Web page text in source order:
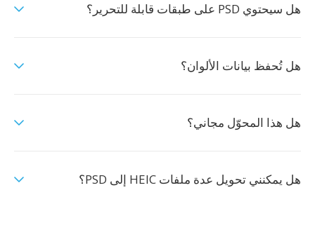
هل سيحتوي PSD على طبقات قابلة للتحرير؟
هل تُحفظ بيانات الألوان؟
هل هذا المحوّل مجاني؟
هل يمكنني تحويل عدة ملفات HEIC إلى PSD؟